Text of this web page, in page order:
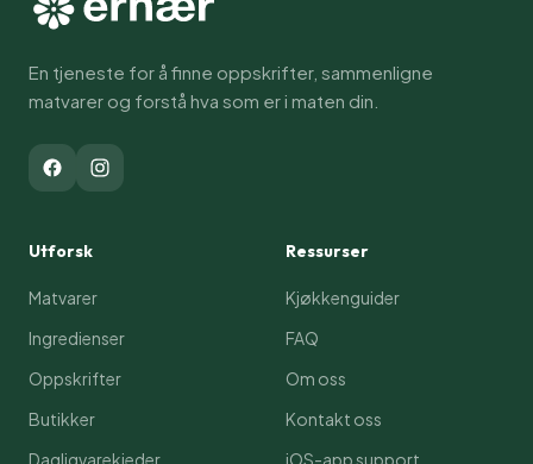
En tjeneste for å finne oppskrifter, sammenligne
matvarer og forstå hva som er i maten din.
Utforsk
Matvarer
Ingredienser
Oppskrifter
Butikker
Ressurser
Kjøkkenguider
FAQ
Om oss
Kontakt oss